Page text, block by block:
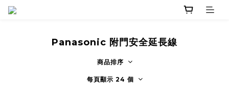
Panasonic 附門安全延長線
商品排序
每頁顯示 24 個